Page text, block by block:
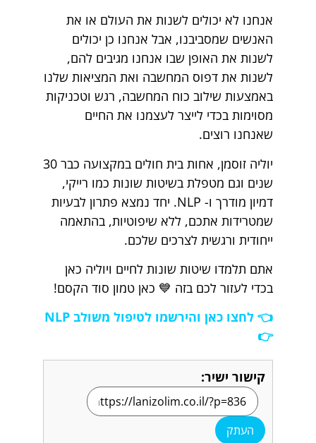
אנחנו לא יכולים לשנות את העולם או את
האנשים שמסביבנו, אבל אנחנו כן יכולים
לשנות את האופן שבו אנחנו מגיבים להם,
לשנות את דפוס המחשבה ואת המציאות שלנו
באמצעות שילוב כוח המחשבה, רגש וטכניקות
מסוימות בכדי לייצר לעצמנו את החיים
שאנחנו רוצים.
יוליה זוסמן, אחות בית חולים במקצועה כבר 30
שנים וגם מטפלת בשיטות שונות כמו רייקי,
דמיון מודרך ו- NLP. יחד נמצא פתרון לבעיות
שמטרידות אתכם, ללא שיפוטיות, בהתאמה
ייחודית ורגשית לצרכים שלכם.
אתם תלמדו שיטות שונות לחיים ויוליה כאן
בכדי לעזור לכם בזה 💙 כאן טמון סוד הקסם!
👈 לחצו כאן והירשמו לטיפול משולב NLP
👉
קישור ישיר:
העתק